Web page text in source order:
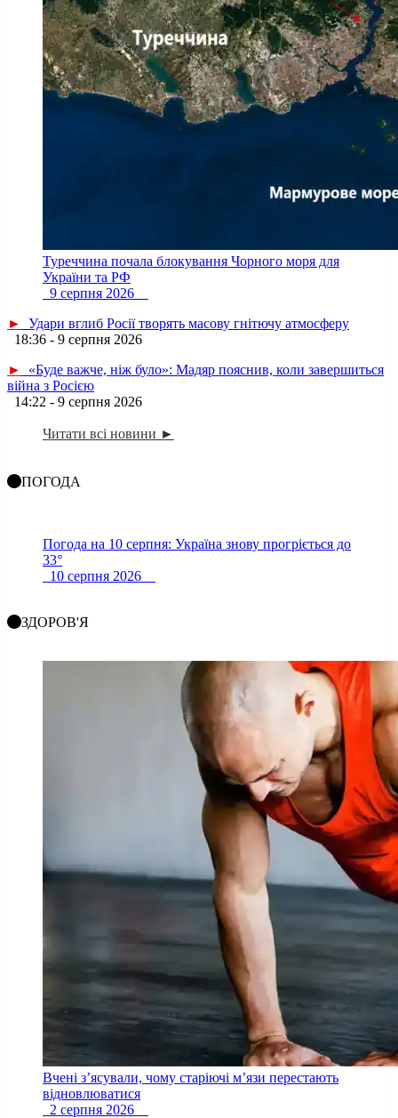
Туреччина почала блокування Чорного моря для
України та РФ
9 серпня 2026
►
Удари вглиб Росії творять масову гнітючу атмосферу
18:36 - 9 серпня 2026
►
«Буде важче, ніж було»: Мадяр пояснив, коли завершиться
війна з Росією
14:22 - 9 серпня 2026
Читати всі новини ►
ПОГОДА
Погода на 10 серпня: Україна знову прогріється до
33°
10 серпня 2026
ЗДОРОВ'Я
Вчені з’ясували, чому старіючі м’язи перестають
відновлюватися
2 серпня 2026